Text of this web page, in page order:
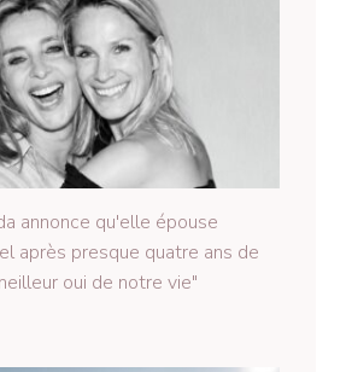
annonce qu'elle épouse
après presque quatre ans de
oui de notre vie"